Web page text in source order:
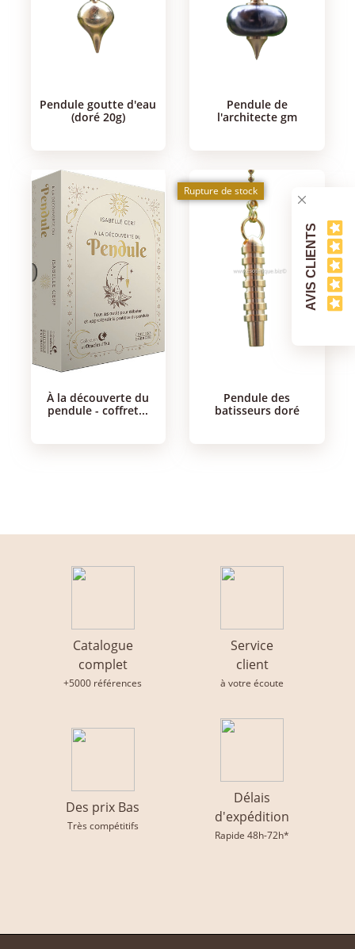
pendule goutte d'eau
(doré 20g)
pendule de
l'architecte gm
à la découverte du
pendule - coffret...
pendule des
batisseurs doré
Rupture de stock
Catalogue
complet
+5000 références
Service
client
à votre écoute
Des prix Bas
Très compétitifs
Délais
d'expédition
Rapide 48h-72h*
AVIS CLIENTS